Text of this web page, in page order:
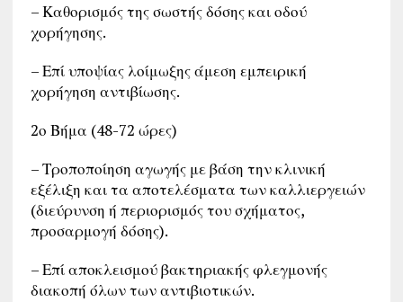
– Καθορισμός της σωστής δόσης και οδού
χορήγησης.
– Επί υποψίας λοίμωξης άμεση εμπειρική
χορήγηση αντιβίωσης.
2ο Βήμα (48-72 ώρες)
– Τροποποίηση αγωγής με βάση την κλινική
εξέλιξη και τα αποτελέσματα των καλλιεργειών
(διεύρυνση ή περιορισμός του σχήματος,
προσαρμογή δόσης).
– Επί αποκλεισμού βακτηριακής φλεγμονής
διακοπή όλων των αντιβιοτικών.